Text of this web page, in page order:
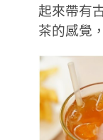
起來帶有
茶的感覺